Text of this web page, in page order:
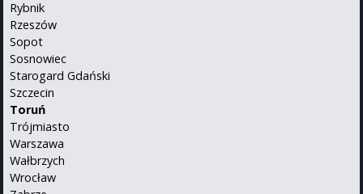
Rybnik
Rzeszów
Sopot
Sosnowiec
Starogard Gdański
Szczecin
Toruń
Trójmiasto
Warszawa
Wałbrzych
Wrocław